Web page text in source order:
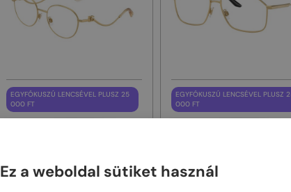
EGYFÓKUSZÚ LENCSÉVEL PLUSZ 25
000 FT
EGYFÓKUSZÚ LENCSÉVEL PLUSZ
000 FT
Ez a weboldal sütiket használ